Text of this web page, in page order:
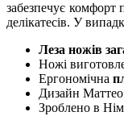
забезпечує комфорт
делікатесів. У
Леза ножів
Ножі
Ергономічна
Дизайн Маттео
Зроблено в